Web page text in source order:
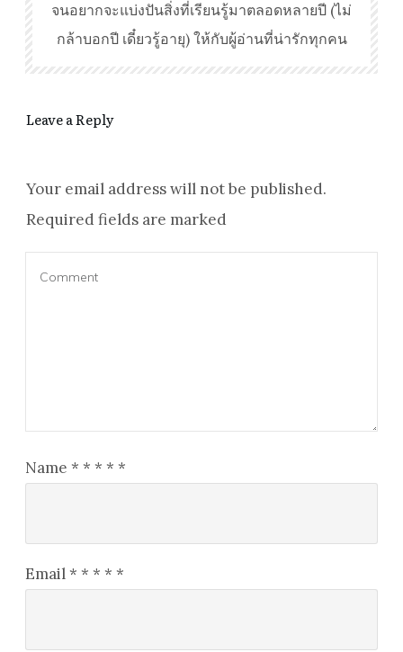
จนอยากจะแบ่งปันสิ่งที่เรียนรู้มาตลอดหลายปี (ไม่
กล้าบอกปี เดี๋ยวรู้อายุ) ให้กับผู้อ่านที่น่ารักทุกคน
Leave a Reply
Your email address will not be published.
Required fields are marked
Name * * * * *
Email* * * * *